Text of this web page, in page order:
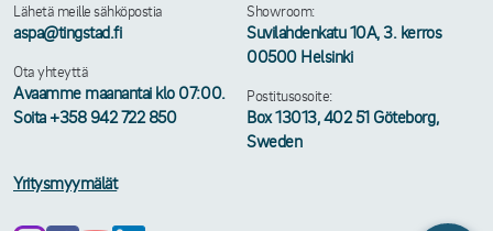
Lähetä meille sähköpostia
aspa@tingstad.fi
Ota yhteyttä
Avaamme maanantai klo 07:00.
Soita +358 942 722 850
Showroom:
Suvilahdenkatu 10A, 3. kerros
00500 Helsinki
Postitusosoite:
Box 13013, 402 51 Göteborg,
Sweden
Yritysmyymälät